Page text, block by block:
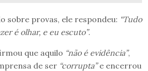
sobre provas, ele respondeu: “Tudo
é olhar, e eu escuto”.
que aquilo “não é evidência”,
de ser “corrupta”e encerrou